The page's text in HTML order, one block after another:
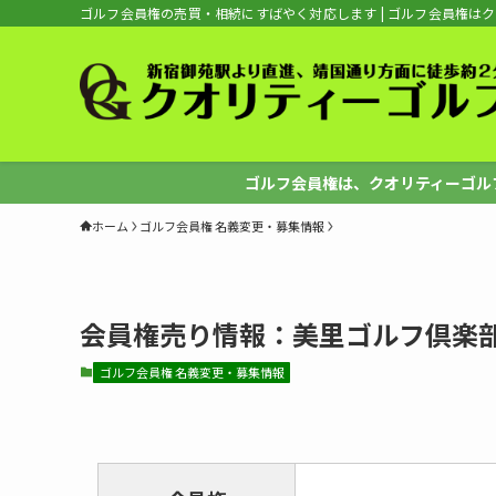
ゴルフ会員権の売買・相続にすばやく対応します | ゴルフ会員権は
ゴルフ会員権は、クオリティーゴ
ホーム ゴルフ会員権 名義変更・募集情報
会員権売り情報：美里ゴルフ倶
ゴルフ会員権 名義変更・募集情報